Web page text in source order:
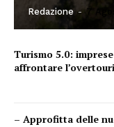
Redazione - 7
Turismo 5.0:
affrontare
– Approfitta delle